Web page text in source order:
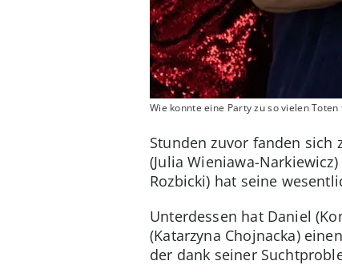
Wie konnte eine Party zu so vielen Toten
Stunden zuvor fanden sich
(Julia Wieniawa-
Rozbicki) hat seine
Unterdessen hat Daniel
(Katarzyna Chojnacka)
der dank seiner